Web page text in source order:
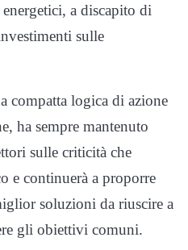
a discapito di
sulle
compatta logica di azione
ha sempre mantenuto
sulle criticità che
e continuerà a proporre
soluzioni da riuscire a
gli obiettivi comuni.